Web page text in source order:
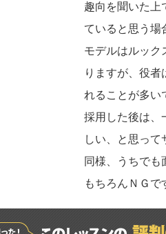
趣向を聞いた上
ていると思う場
モデルはルック
りますが、役者
れることが多い
採用した後は、
しい、と思って
同様、うちでも
もちろんＮＧで